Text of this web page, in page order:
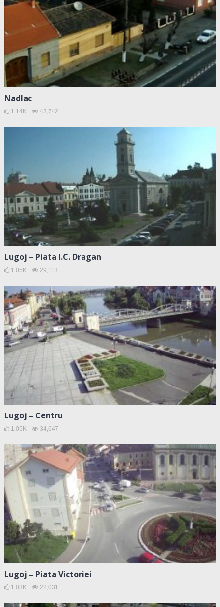
Nadlac
1.14K 43,742
Lugoj – Piata I.C. Dragan
1.05K 29,113
Lugoj – Centru
1.05K 34,647
Lugoj – Piata Victoriei
1.03K 22,031